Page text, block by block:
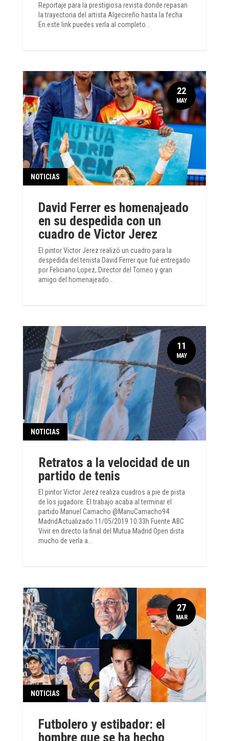
Reportaje para la prestigiosa revista donde repasan
la trayectoria del artista Algecireño hasta la fecha
En este link puedes verla al completo...
David Ferrer es homenajeado
en su despedida con un
cuadro de Victor Jerez
NOTICIAS
El pintor Victor Jerez realizó un cuadro para la
despedida del tenista David Ferrer que fué entregado
por Feliciano Lopez, Director del Torneo y gran
amigo del homenajeado...
22
MAY
Retratos a la velocidad de un
partido de tenis
NOTICIAS
El pintor Victor Jerez realiza cuadros a pie de pista
de los jugadore. El trabajo acaba al terminar el
partido Manuel Camacho @ManuCamacho94
MadridActualizado:11/05/2019 10:33h Fuente ABC
Vivir en directo la final del Mutua Madrid Open dista
mucho de verla a...
11
MAY
Futbolero y estibador: el
hombre que se ha hecho
NOTICIAS
27
MAR